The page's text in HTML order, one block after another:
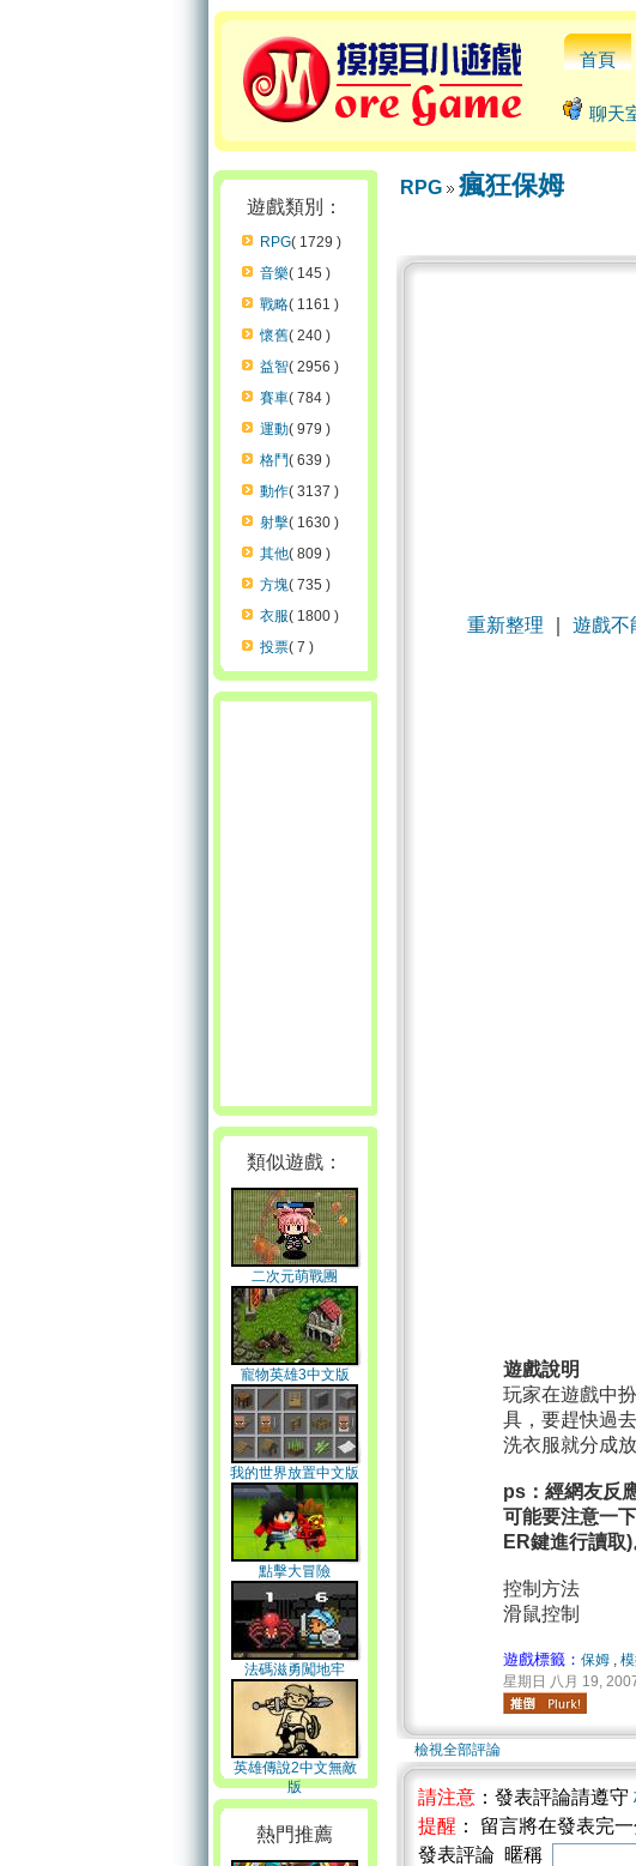
首頁
聊天
遊戲類別：
RPG( 1729 )
音樂( 145 )
戰略( 1161 )
懷舊( 240 )
益智( 2956 )
賽車( 784 )
運動( 979 )
格鬥( 639 )
動作( 3137 )
射擊( 1630 )
其他( 809 )
方塊( 735 )
衣服( 1800 )
投票( 7 )
類似遊戲：
二次元萌戰團
寵物英雄3中文版
我的世界放置中文版
點擊大冒險
法碼滋勇闖地牢
英雄傳說2中文無敵
版
熱門推薦
RPG 瘋狂保姆
重新整理 遊戲不
遊戲說明
玩家在遊戲中
具，要趕快過
洗衣服就分成
ps：經網友反
可能要注意一
ER鍵進行讀取)
控制方法
滑鼠控制
遊戲標籤： 保姆,
星期日 八月 19,
檢視全部評論
請注意 ：發表評論請遵守
提醒 ： 留言將在發表完
發表評論 暱稱